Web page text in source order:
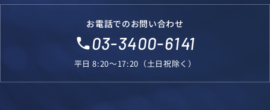
お電話でのお問い合わせ
local_phone03-3400-6141
平日 8:20～17:20（土日祝除く）